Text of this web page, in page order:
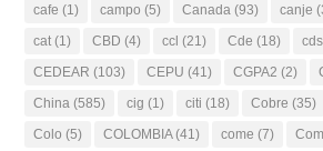
cafe (1) campo (5) Canada (93) canje
cat (1) CBD (4) ccl (21) Cde (18) cds
CEDEAR (103) CEPU (41) CGPA2 (2)
China (585) cig (1) citi (18) Cobre (35)
Colo (5) COLOMBIA(41) come (7)